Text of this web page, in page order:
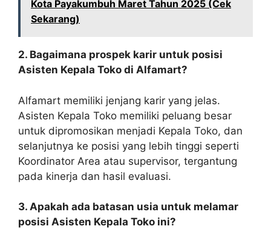
Kota Payakumbuh Maret Tahun 2025 (Cek
Sekarang)
2. Bagaimana prospek karir untuk posisi
Asisten Kepala Toko di Alfamart?
Alfamart memiliki jenjang karir yang jelas.
Asisten Kepala Toko memiliki peluang besar
untuk dipromosikan menjadi Kepala Toko, dan
selanjutnya ke posisi yang lebih tinggi seperti
Koordinator Area atau supervisor, tergantung
pada kinerja dan hasil evaluasi.
3. Apakah ada batasan usia untuk melamar
posisi Asisten Kepala Toko ini?